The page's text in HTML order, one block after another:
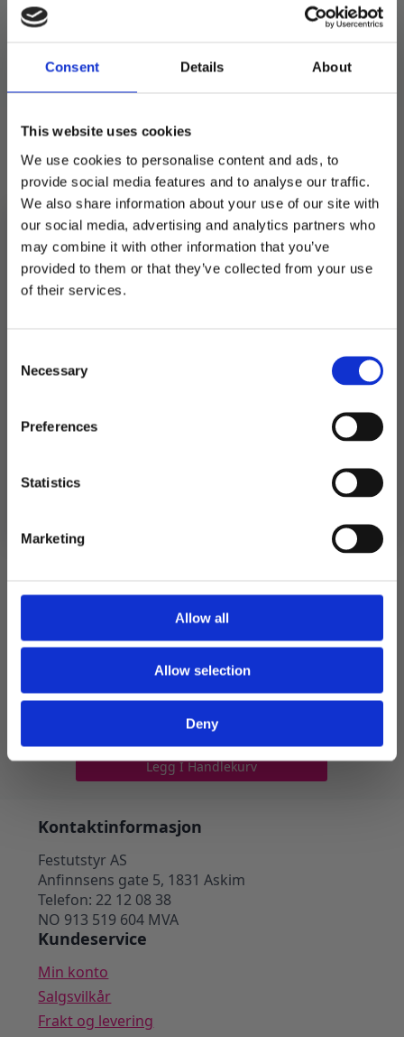
Consent Details About
This website uses cookies
We use cookies to personalise content and ads, to
provide social media features and to analyse our traffic.
We also share information about your use of our site with
our social media, advertising and analytics partners who
may combine it with other information that you’ve
provided to them or that they’ve collected from your use
of their services.
Selection
Necessary
Preferences
Statistics
Marketing
Allow all
Allow selection
Deny
Fjærboa stor – lys rosa
149kr
Opprinnelig
pris
var:
149 kr.
104kr
Nåværende
pris
er:
104 kr.
Boa med rosa fjær. 50g.
Lengde ca 180 cm.
Utsolgt
Produktnummer:
Kategorier: Andre effekter
Legg I Handlekurv
Kontaktinformasjon
Festutstyr AS
Anfinnsens gate 5, 1831 Askim
Telefon: 22 12 08 38
NO 913 519 604 MVA
Kundeservice
Min konto
Salgsvilkår
Frakt og levering
MELD DEG PÅ NYHETSBREVET